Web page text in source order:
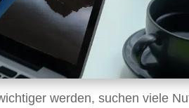
werden, suchen viele